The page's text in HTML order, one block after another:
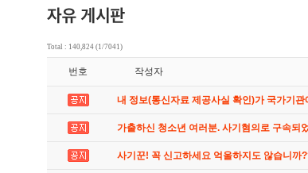
Total : 140,824 (1/7041)
번호 작성자
내 정보(통신자료 제공사실 확인)가 국가기
가출하신 청소년 여러분. 사기혐의로 구속되
사기꾼! 꼭 신고하세요 억울하지도 않습니까